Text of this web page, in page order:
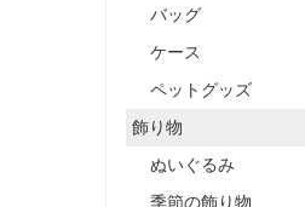
バッグ
ケース
ペットグッズ
飾り物
ぬいぐるみ
季節の飾り物